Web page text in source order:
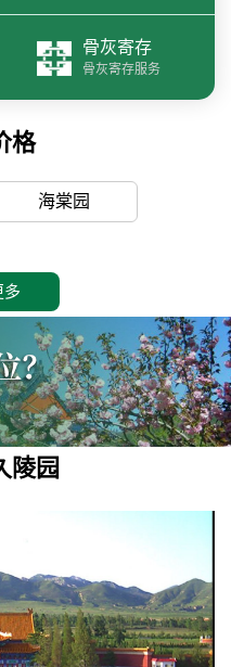
骨灰寄存
骨灰寄存服务
格
海棠园
多
陵园